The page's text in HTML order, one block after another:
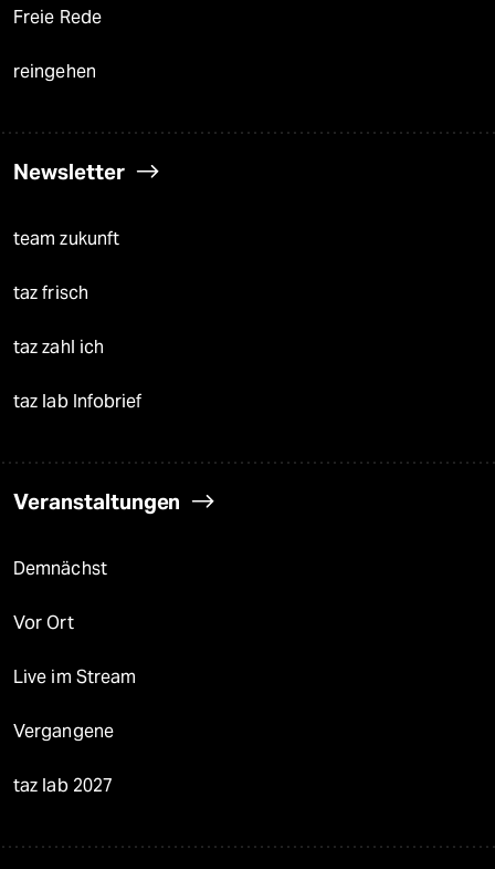
Freie Rede
reingehen
Newsletter
team zukunft
taz frisch
taz zahl ich
taz lab Infobrief
Veranstaltungen
Demnächst
Vor Ort
Live im Stream
Vergangene
taz lab 2027